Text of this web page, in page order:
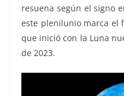
resuena según el signo
este plenilunio marca el
que inició con la Luna
de 2023.